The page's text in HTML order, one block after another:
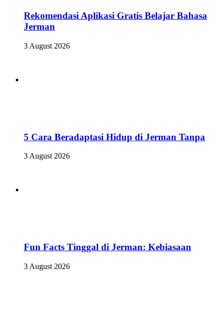
Rekomendasi Aplikasi Gratis Belajar Bahasa
Jerman
3 August 2026
5 Cara Beradaptasi Hidup di Jerman Tanpa
3 August 2026
Fun Facts Tinggal di Jerman: Kebiasaan
3 August 2026